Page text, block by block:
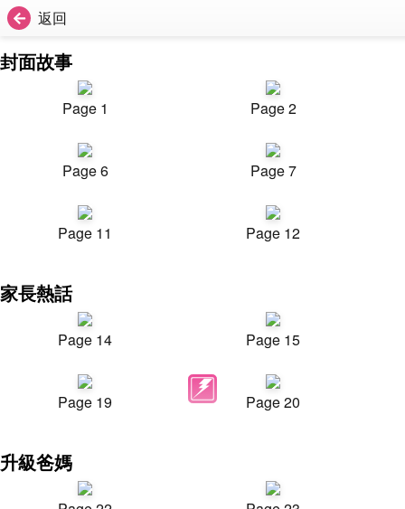
返回
封面故事
Page 1 Page 2
Page 6 Page 7
Page 11 Page 12
家長熱話
Page 14 Page 15
Page 19 Page 20
升級爸媽